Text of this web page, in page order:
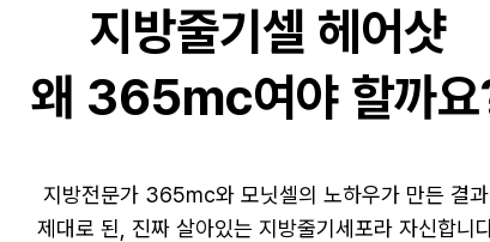
지방줄기셀 헤어샷
왜 365mc여야 할까
지방전문가 365mc와 모닛셀의 노하우가 만든 결
제대로 된, 진짜 살아있는 지방줄기세포라 자신합니